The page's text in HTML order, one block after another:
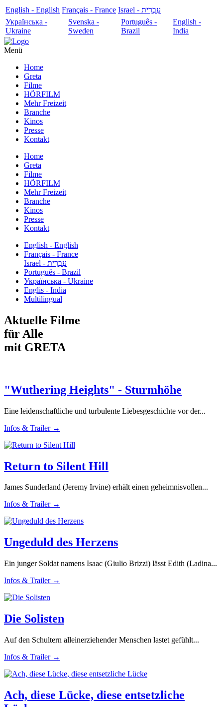
English - English Français - France
עִבְרִית - Israel
Українська -
Ukraine
Svenska -
Sweden
Português -
Brazil
English -
India
Menü
Home
Greta
Filme
HÖRFILM
Mehr Freizeit
Branche
Kinos
Presse
Kontakt
Home
Greta
Filme
HÖRFILM
Mehr Freizeit
Branche
Kinos
Presse
Kontakt
English - English
Français - France
עִבְרִית - Israel
Português - Brazil
Українська - Ukraine
Englis - India
Multilingual
Aktuelle Filme
für Alle
mit GRETA
"Wuthering Heights" - Sturmhöhe
Eine leidenschaftliche und turbulente Liebesgeschichte vor der...
Infos & Trailer →
Return to Silent Hill
James Sunderland (Jeremy Irvine) erhält einen geheimnisvollen...
Infos & Trailer →
Ungeduld des Herzens
Ein junger Soldat namens Isaac (Giulio Brizzi) lässt Edith (Ladina...
Infos & Trailer →
Die Solisten
Auf den Schultern alleinerziehender Menschen lastet gefühlt...
Infos & Trailer →
Ach, diese Lücke, diese entsetzliche